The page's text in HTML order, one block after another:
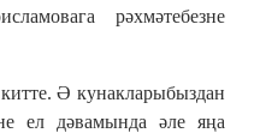
рәхмәтебезне
Ә кунакларыбыздан
ел дәвамында әле яңа